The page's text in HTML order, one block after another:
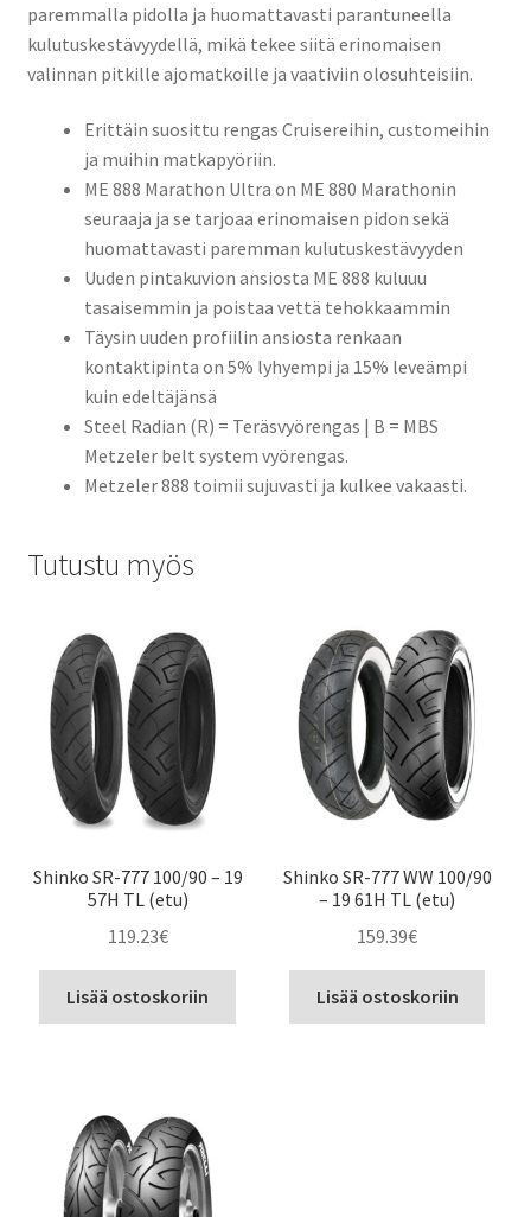
paremmalla pidolla ja huomattavasti parantuneella
kulutuskestävyydellä, mikä tekee siitä erinomaisen
valinnan pitkille ajomatkoille ja vaativiin olosuhteisiin.
Erittäin suosittu rengas Cruisereihin, customeihin
ja muihin matkapyöriin.
ME 888 Marathon Ultra on ME 880 Marathonin
seuraaja ja se tarjoaa erinomaisen pidon sekä
huomattavasti paremman kulutuskestävyyden
Uuden pintakuvion ansiosta ME 888 kuluuu
tasaisemmin ja poistaa vettä tehokkaammin
Täysin uuden profiilin ansiosta renkaan
kontaktipinta on 5% lyhyempi ja 15% leveämpi
kuin edeltäjänsä
Steel Radian (R) = Teräsvyörengas | B = MBS
Metzeler belt system vyörengas.
Metzeler 888 toimii sujuvasti ja kulkee vakaasti.
Tutustu myös
Shinko SR-777 100/90 – 19
57H TL (etu)
119.23€
Lisää ostoskoriin
Shinko SR-777 WW 100/90
– 19 61H TL (etu)
159.39€
Lisää ostoskoriin